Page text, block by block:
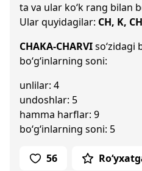
ta va ular ko‘k rang bilan
Ular quyidagilar: CH, K,
CHAKA-CHARVIso‘zidagi
bo‘g‘inlarning soni:
unlilar: 4
undoshlar: 5
hamma harflar: 9
bo‘g‘inlarning soni: 5
56